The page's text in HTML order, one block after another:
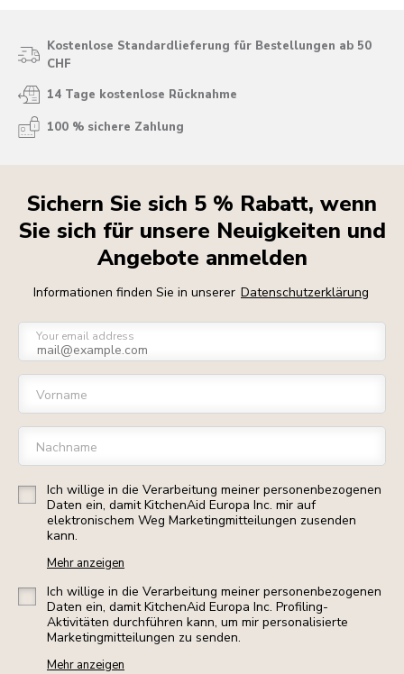
Kostenlose Standardlieferung für Bestellungen ab 50
CHF
14 Tage kostenlose Rücknahme
100 % sichere Zahlung
Sichern Sie sich 5 % Rabatt, wenn
Sie sich für unsere Neuigkeiten und
Angebote anmelden
Informationen finden Sie in unserer Datenschutzerklärung
Your email address
Vorname
Nachname
Ich willige in die Verarbeitung meiner personenbezogenen
Daten ein, damit KitchenAid Europa Inc. mir auf
elektronischem Weg Marketingmitteilungen zusenden
kann.
Mehr anzeigen
Ich willige in die Verarbeitung meiner personenbezogenen
Daten ein, damit KitchenAid Europa Inc. Profiling-
Aktivitäten durchführen kann, um mir personalisierte
Marketingmitteilungen zu senden.
Mehr anzeigen